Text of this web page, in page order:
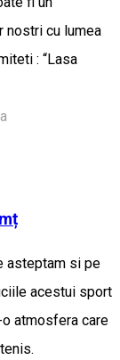
nostri cu lumea
: “Lasa
asteptam si pe
acestui sport
atmosfera care